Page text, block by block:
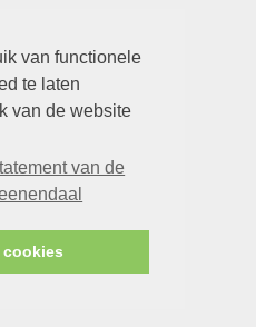
van functionele
te laten
van de website
van de
cookies